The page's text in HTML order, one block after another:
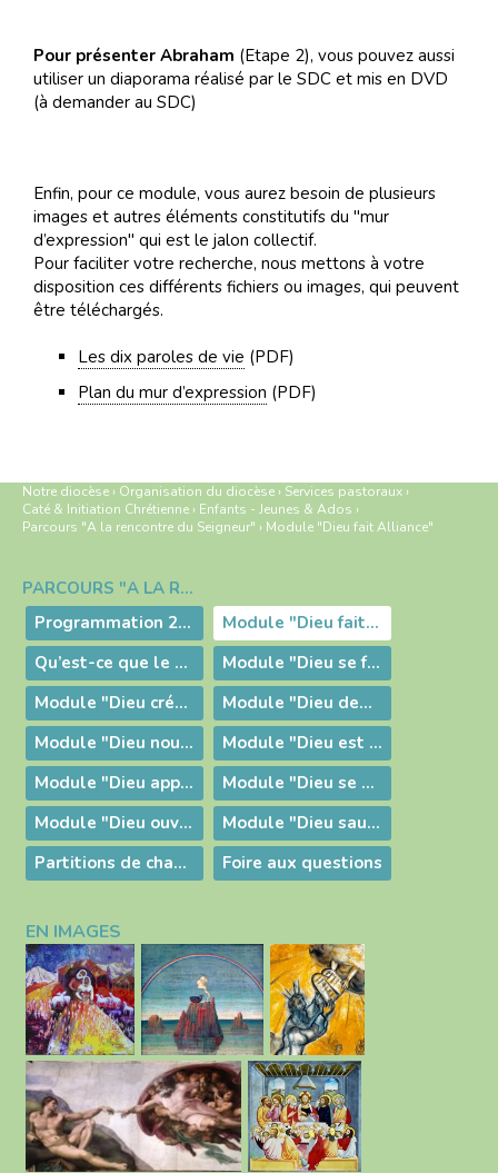
Pour présenter Abraham (Etape 2), vous pouvez aussi
utiliser un diaporama réalisé par le SDC et mis en DVD
(à demander au SDC)
Enfin, pour ce module, vous aurez besoin de plusieurs
images et autres éléments constitutifs du "mur
d’expression" qui est le jalon collectif.
Pour faciliter votre recherche, nous mettons à votre
disposition ces différents fichiers ou images, qui peuvent
être téléchargés.
Les dix paroles de vie (PDF)
Plan du mur d’expression (PDF)
Notre diocèse › Organisation du diocèse › Services pastoraux ›
Caté & Initiation Chrétienne › Enfants - Jeunes & Ados ›
Parcours "A la rencontre du Seigneur" › Module "Dieu fait Alliance"
Navigation
PARCOURS "A LA RENCONTRE DU SEIGNEUR"
Programmation 2019-2020
Module "Dieu fait Alliance"
Qu’est-ce que le "kouti" ?
Module "Dieu se fait proche"
Module "Dieu crée par sa Parole"
Module "Dieu demeure en nous"
Module "Dieu nous fait confiance"
Module "Dieu est la vie"
Module "Dieu appelle et envoie"
Module "Dieu se donne"
Module "Dieu ouvre un chemin"
Module "Dieu sauve et libère"
Partitions de chants
Foire aux questions
EN IMAGES